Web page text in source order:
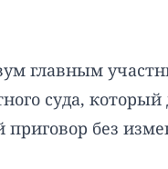
главным
суда,
без